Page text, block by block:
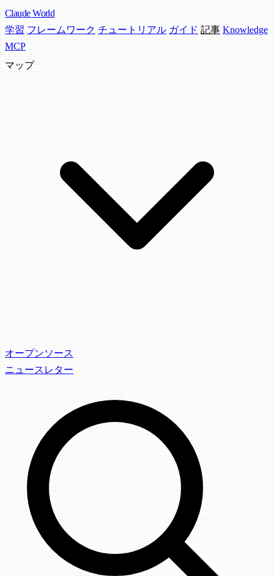
Claude World
学習 フレームワーク チュートリアル ガイド 記事 Knowledge
MCP
マップ
オープンソース
ニュースレター